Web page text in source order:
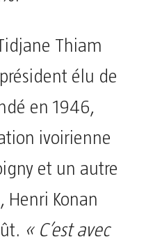
Thiam
élu de
en 1946,
ivoirienne
et un autre
Henri Konan
« C’est avec